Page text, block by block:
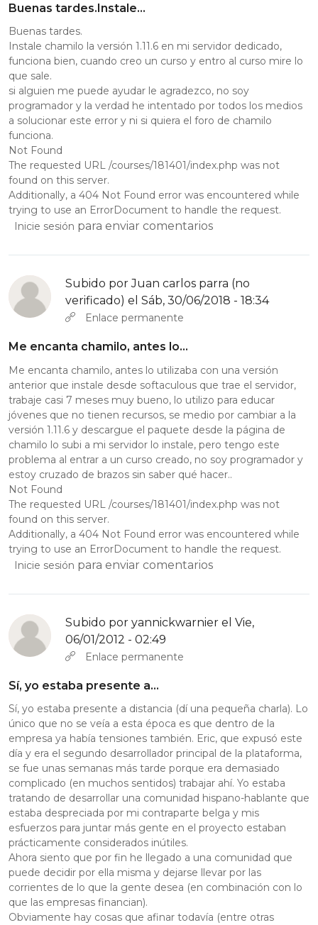
Buenas tardes.Instale…
Buenas tardes.
Instale chamilo la versión 1.11.6 en mi servidor dedicado,
funciona bien, cuando creo un curso y entro al curso mire lo
que sale.
si alguien me puede ayudar le agradezco, no soy
programador y la verdad he intentado por todos los medios
a solucionar este error y ni si quiera el foro de chamilo
funciona.
Not Found
The requested URL /courses/181401/index.php was not
found on this server.
Additionally, a 404 Not Found error was encountered while
trying to use an ErrorDocument to handle the request.
Inicie sesión para enviar comentarios
Subido porJuan carlos parra (no
verificado) el Sáb, 30/06/2018 - 18:34
Enlace permanente
Me encanta chamilo, antes lo…
Me encanta chamilo, antes lo utilizaba con una versión
anterior que instale desde softaculous que trae el servidor,
trabaje casi 7 meses muy bueno, lo utilizo para educar
jóvenes que no tienen recursos, se medio por cambiar a la
versión 1.11.6 y descargue el paquete desde la página de
chamilo lo subi a mi servidor lo instale, pero tengo este
problema al entrar a un curso creado, no soy programador y
estoy cruzado de brazos sin saber qué hacer..
Not Found
The requested URL /courses/181401/index.php was not
found on this server.
Additionally, a 404 Not Found error was encountered while
trying to use an ErrorDocument to handle the request.
Inicie sesión para enviar comentarios
Subido por yannickwarnier el Vie,
06/01/2012 - 02:49
Enlace permanente
Sí, yo estaba presente a…
Sí, yo estaba presente a distancia (dí una pequeña charla). Lo
único que no se veía a esta época es que dentro de la
empresa ya había tensiones también. Eric, que expusó este
día y era el segundo desarrollador principal de la plataforma,
se fue unas semanas más tarde porque era demasiado
complicado (en muchos sentidos) trabajar ahí. Yo estaba
tratando de desarrollar una comunidad hispano-hablante que
estaba despreciada por mi contraparte belga y mis
esfuerzos para juntar más gente en el proyecto estaban
prácticamente considerados inútiles.
Ahora siento que por fin he llegado a una comunidad que
puede decidir por ella misma y dejarse llevar por las
corrientes de lo que la gente desea (en combinación con lo
que las empresas financian).
Obviamente hay cosas que afinar todavía (entre otras